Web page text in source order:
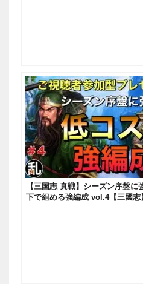
【三国志 真戦】シーズン序盤に
下で組める強編成 vol.4【三國志